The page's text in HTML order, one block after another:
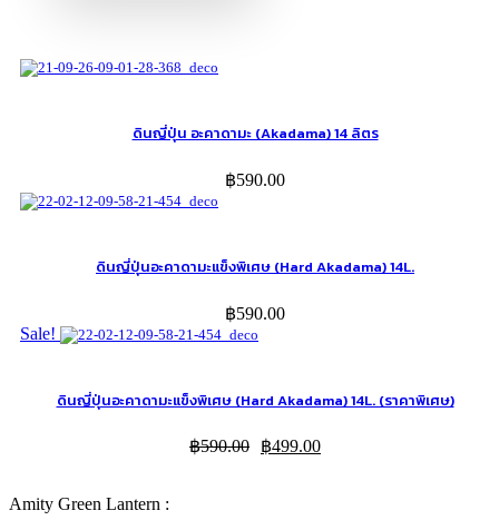
ดินญี่ปุ่น อะคาดามะ (Akadama) 14 ลิตร
฿590.00
ดินญี่ปุ่นอะคาดามะแข็งพิเศษ (Hard Akadama) 14L.
฿590.00
Sale!
ดินญี่ปุ่นอะคาดามะแข็งพิเศษ (Hard Akadama) 14L. (ราคาพิเศษ)
฿499.00
฿590.00
Amity Green Lantern :